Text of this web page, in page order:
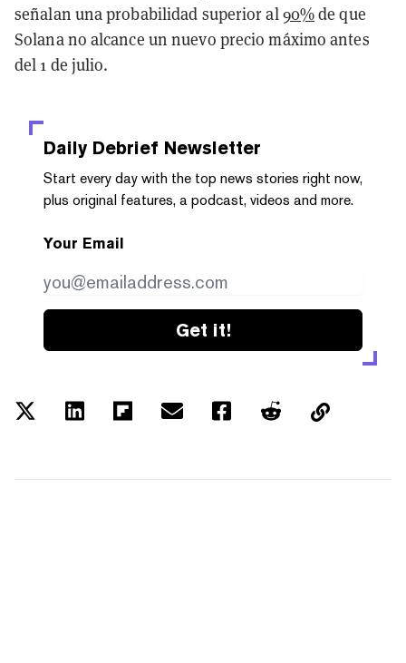
señalan una probabilidad superior al90%de que
Solana no alcance un nuevo precio máximo antes
del 1 de julio.
Daily Debrief Newsletter
Start every day with the top news stories right now,
plus original features, a podcast, videos and more.
Your Email
Get it!